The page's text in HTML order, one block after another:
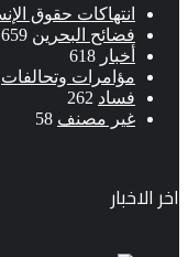
انتهاكات حقوق
فضائح البحرين 659
أخبار 618
مؤامرات وتحالفات
فساد 262
غير مصنف 58
اخر الاخبار